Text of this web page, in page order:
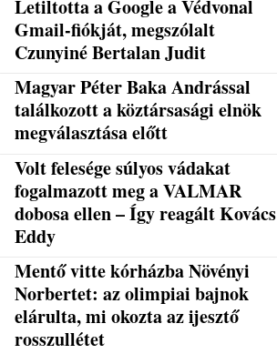
Letiltotta a Google a Védvonal
Gmail-fiókját, megszólalt
Czunyiné Bertalan Judit
Magyar Péter Baka Andrással
találkozott a köztársasági elnök
megválasztása előtt
Volt felesége súlyos vádakat
fogalmazott meg a VALMAR
dobosa ellen – Így reagált Kovács
Eddy
Mentő vitte kórházba Növényi
Norbertet: az olimpiai bajnok
elárulta, mi okozta az ijesztő
rosszullétet